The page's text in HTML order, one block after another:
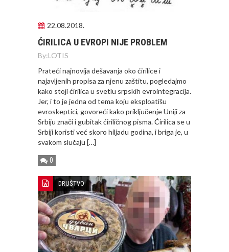
22.08.2018.
ĆIRILICA U EVROPI NIJE PROBLEM
By:LOTIS
Prateći najnovija dešavanja oko ćirilice i
najavljenih propisa za njenu zaštitu, pogledajmo
kako stoji ćirilica u svetlu srpskih evrointegracija.
Jer, i to je jedna od tema koju eksploatišu
evroskeptici, govoreći kako priključenje Uniji za
Srbiju znači i gubitak ćiriličnog pisma. Ćirilica se u
Srbiji koristi već skoro hiljadu godina, i briga je, u
svakom slučaju […]
0
DRUŠTVO